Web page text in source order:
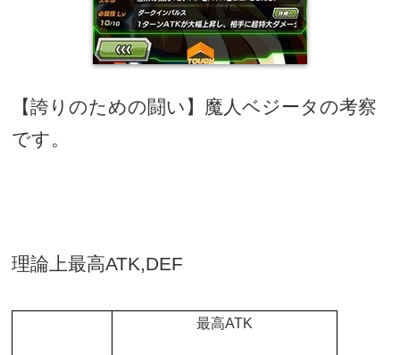
【誇りのための闘い】魔人ベジータの考察
です。
理論上最高ATK,DEF
最高ATK